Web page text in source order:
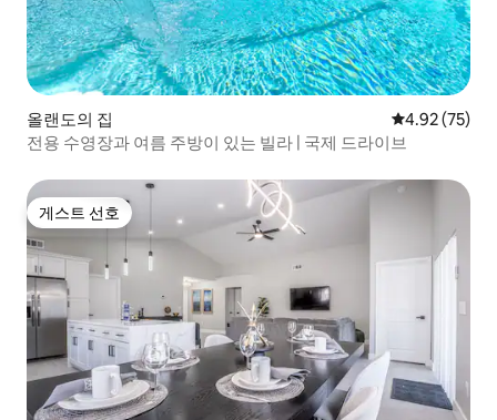
올랜도의 집 평점 4.92점(5
4.92 (75)
전용 수영장과 여름 주방이 있는 빌라 | 국제 드라이브
게스트 선호
게스트 선호